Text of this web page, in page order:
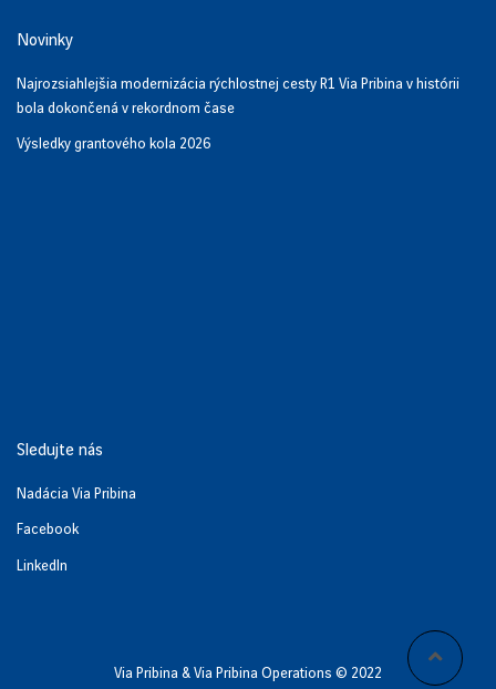
Novinky
Najrozsiahlejšia modernizácia rýchlostnej cesty R1 Via Pribina v histórii
bola dokončená v rekordnom čase
Výsledky grantového kola 2026
Sledujte nás
Nadácia Via Pribina
Facebook
LinkedIn
Via Pribina & Via Pribina Operations © 2022